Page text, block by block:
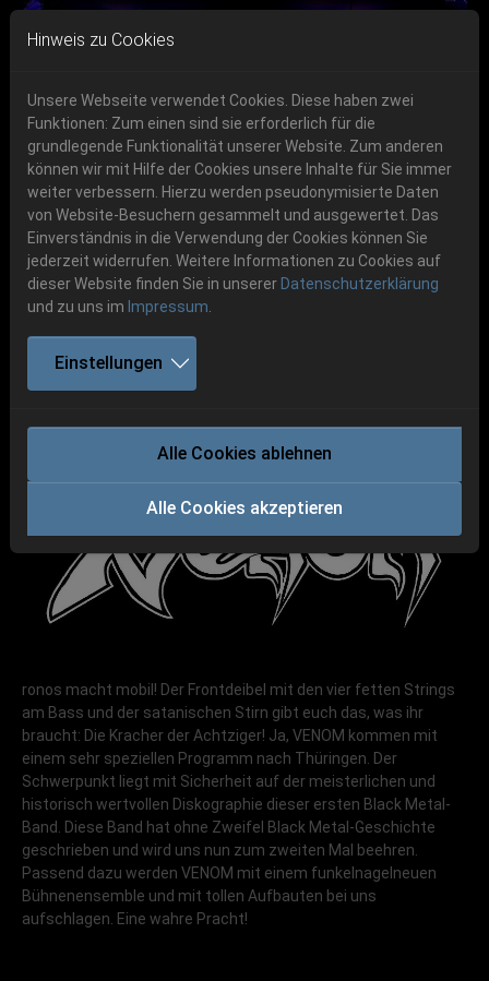
Skip to main navigation
Skip to main content
Skip to page footer
06.-08. August 2026
Schlotheim, Flugplatz Obermehler
Get your tickets!
Ticketshop www.cudgel.de
Previous Next
VENOM
ronos macht mobil! Der Frontdeibel mit den vier fetten Strings
am Bass und der satanischen Stirn gibt euch das, was ihr
braucht: Die Kracher der Achtziger! Ja, VENOM kommen mit
einem sehr speziellen Programm nach Thüringen. Der
Schwerpunkt liegt mit Sicherheit auf der meisterlichen und
historisch wertvollen Diskographie dieser ersten Black Metal-
Band. Diese Band hat ohne Zweifel Black Metal-Geschichte
geschrieben und wird uns nun zum zweiten Mal beehren.
Passend dazu werden VENOM mit einem funkelnagelneuen
Bühnenensemble und mit tollen Aufbauten bei uns
aufschlagen. Eine wahre Pracht!
Hinweis zu Cookies
Unsere Webseite verwendet Cookies. Diese haben zwei
Funktionen: Zum einen sind sie erforderlich für die
grundlegende Funktionalität unserer Website. Zum anderen
können wir mit Hilfe der Cookies unsere Inhalte für Sie immer
weiter verbessern. Hierzu werden pseudonymisierte Daten
von Website-Besuchern gesammelt und ausgewertet. Das
Einverständnis in die Verwendung der Cookies können Sie
jederzeit widerrufen. Weitere Informationen zu Cookies auf
dieser Website finden Sie in unserer Datenschutzerklärung
und zu uns im Impressum
Einstellungen
Alle Cookies ablehnen
Alle Cookies akzeptieren